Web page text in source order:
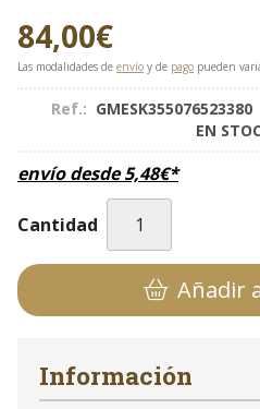
84,00€
Las modalidades de envío y de pago pueden
Ref.: GMESK355076523380
EN
envío desde5,48€*
Cantidad
Añadir
Información